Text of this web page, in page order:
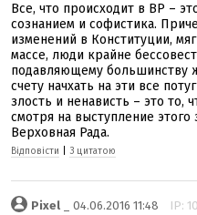
Все, что происходит в ВР –
сознанием и софистика.
изменений в Конституции,
массе, люди крайне
подавляющему большинству
счету начхать на эти все
злость и ненависть – это то,
смотря на выступление
Верховная Рада.
Відповісти З цитатою
Pixel _ 04.06.2016 11:48 IP: